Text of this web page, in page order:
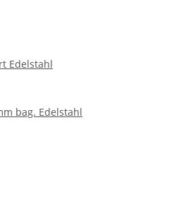
Edelstahl